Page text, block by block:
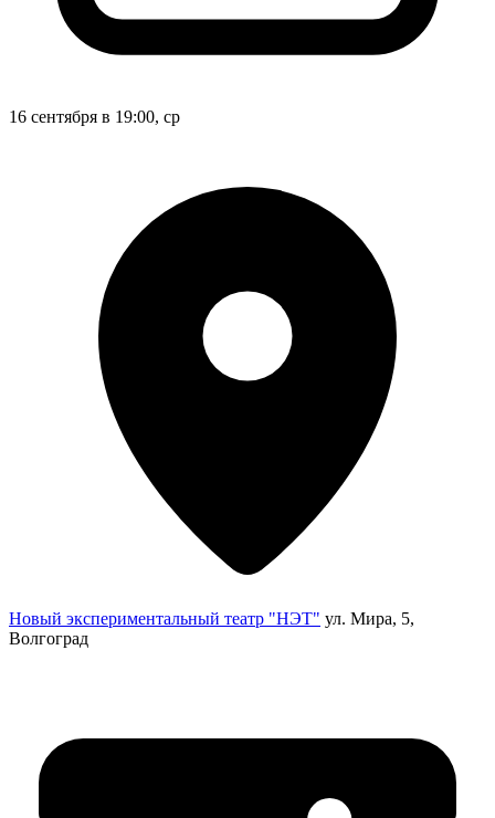
16 сентября в 19:00, ср
Новый экспериментальный театр "НЭТ" ул. Мира, 5,
Волгоград